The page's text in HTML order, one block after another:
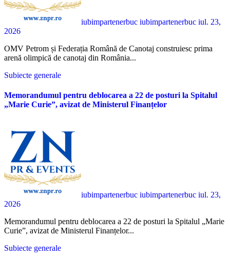
iubimpartenerbuc iubimpartenerbuc iul. 23,
2026
OMV Petrom și Federația Română de Canotaj construiesc prima
arenă olimpică de canotaj din România...
Subiecte generale
Memorandumul pentru deblocarea a 22 de posturi la Spitalul
„Marie Curie”, avizat de Ministerul Finanțelor
iubimpartenerbuc iubimpartenerbuc iul. 23,
2026
Memorandumul pentru deblocarea a 22 de posturi la Spitalul „Marie
Curie”, avizat de Ministerul Finanțelor...
Subiecte generale